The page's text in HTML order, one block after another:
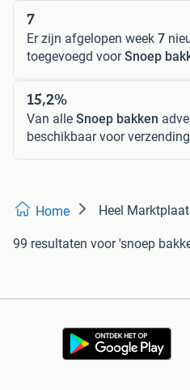
7
Er zijn afgelopen week 7
toegevoegd voorSnoep
15,2%
Van alle Snoep bakken
beschikbaar voor
Home Heel
99 resultaten voor 'snoep